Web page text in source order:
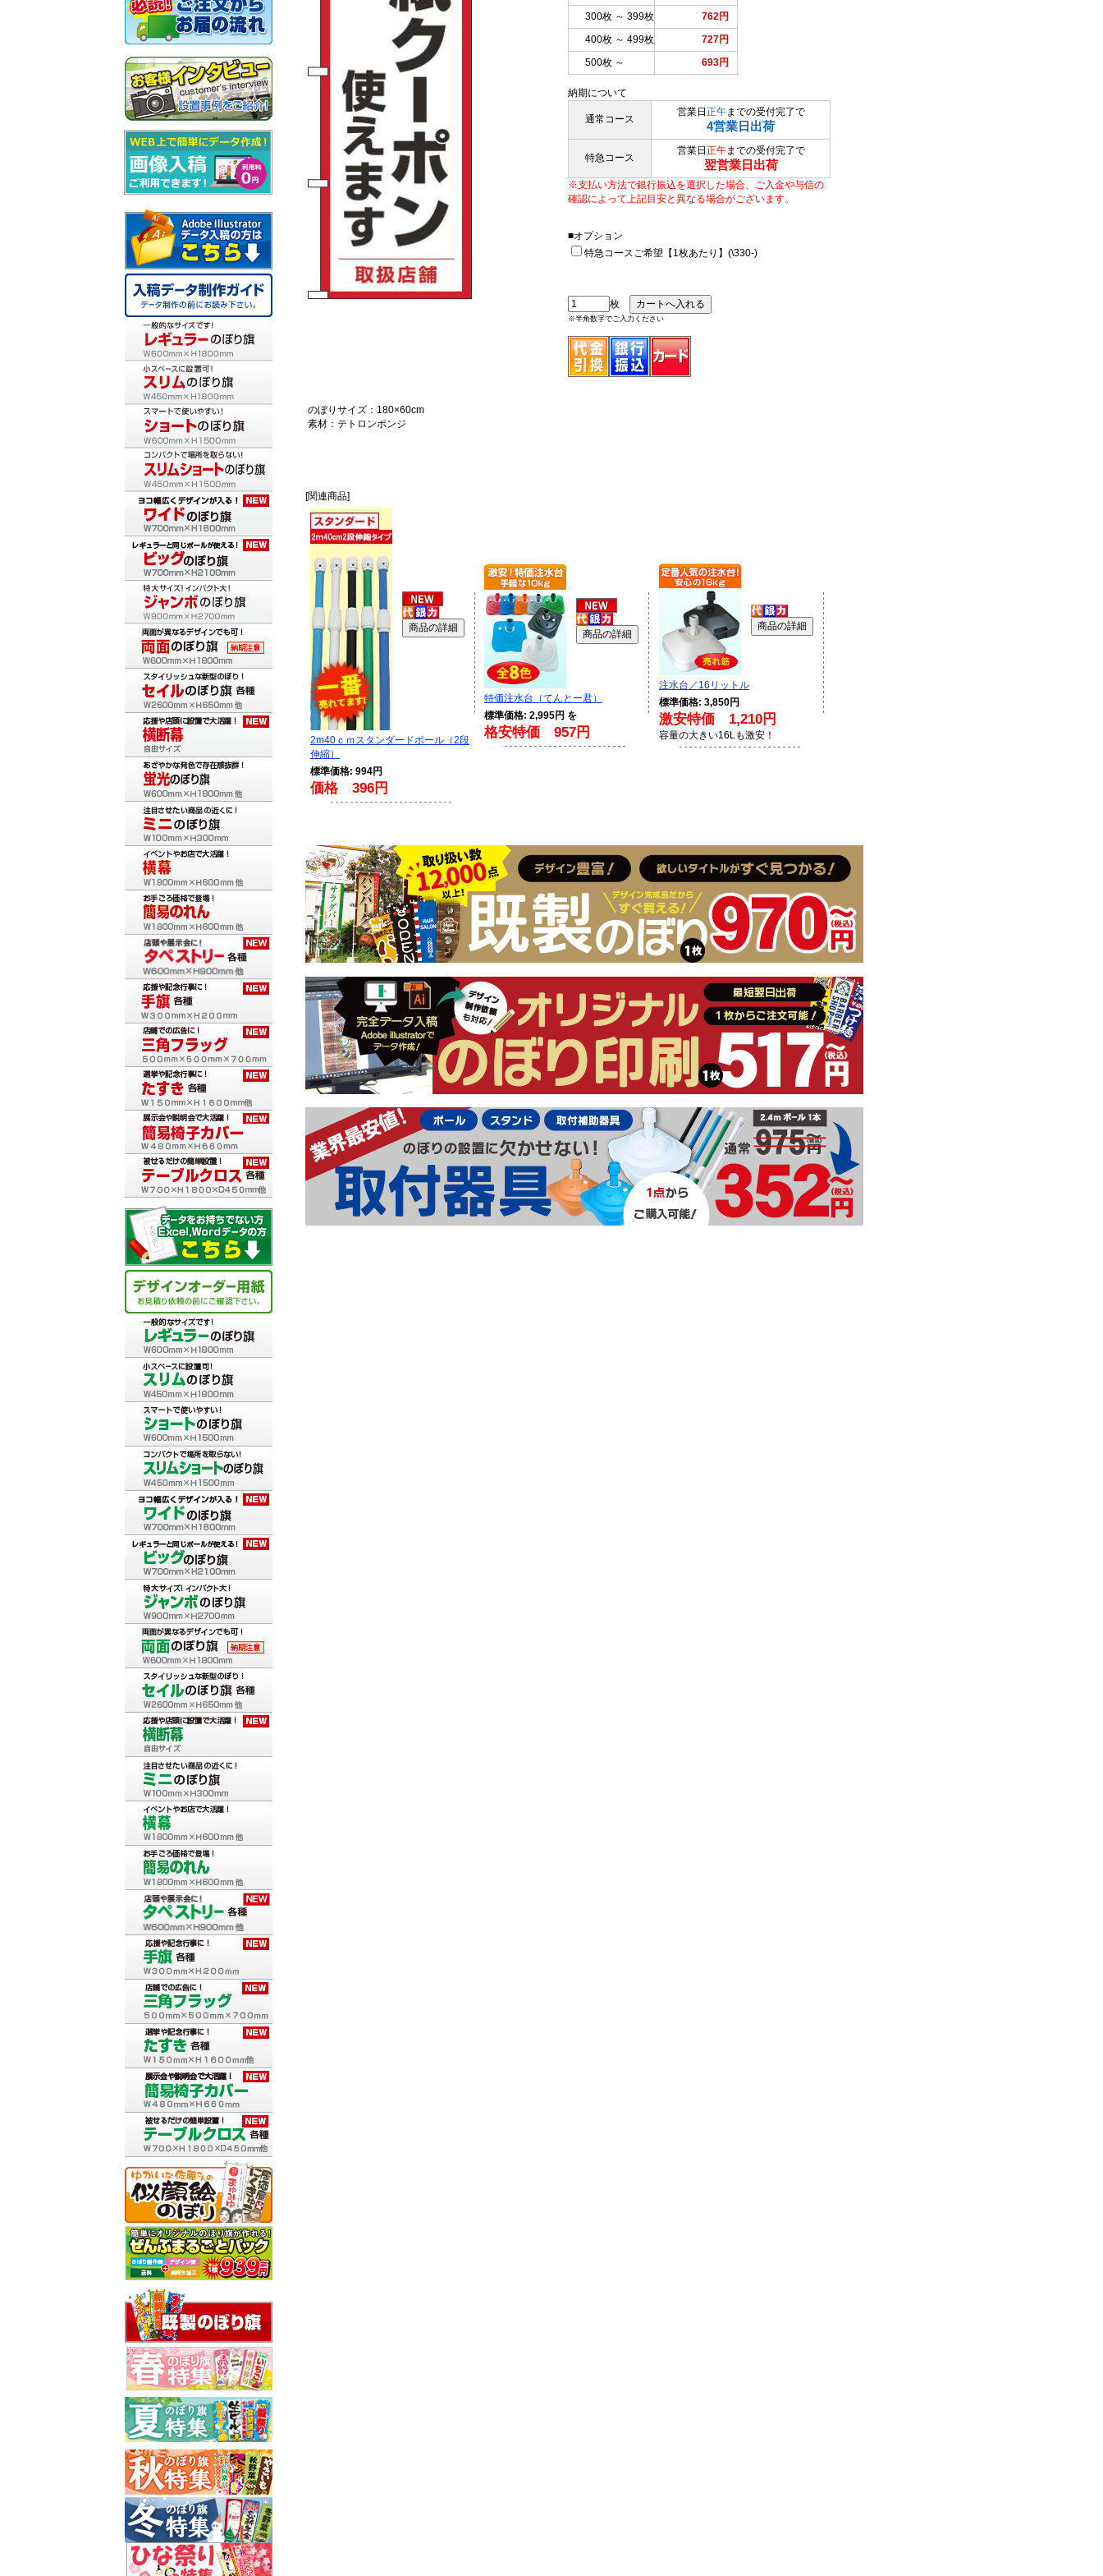
300枚 ～ 399枚
762円
400枚 ～ 499枚
727円
500枚 ～
693円
納期について
通常コース
営業日 正午までの受付完了で
4営業日出荷
特急コース
営業日 正午までの受付完了で
翌営業日出荷
※支払い方法で銀行振込を選択した場合、ご入金や与信の
確認によって上記目安と異なる場合がございます。
■オプション
特急コースご希望【1枚あたり】(\330-)
枚
※半角数字でご入力ください
のぼりサイズ：180×60cm
素材：テトロンポンジ
[関連商品]
2m40ｃｍスタンダードポール（2段
伸縮）
標準価格: 994円
価格 396円
特価注水台（てんとー君）
標準価格: 2,995円 を
格安特価 957円
注水台／16リットル
標準価格: 3,850円
激安特価 1,210円
容量の大きい16Lも激安！